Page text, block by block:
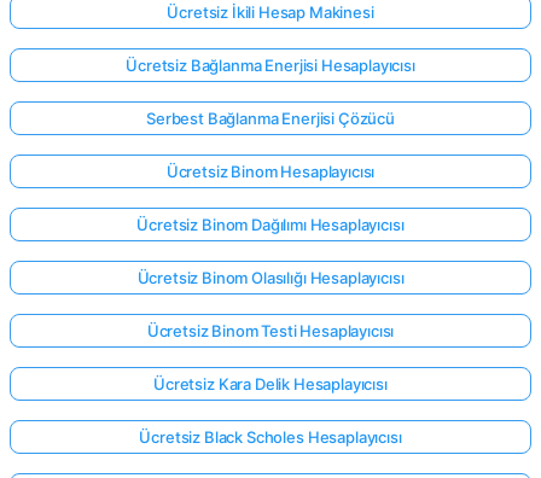
Ücretsiz İkili Hesap Makinesi
Ücretsiz Bağlanma Enerjisi Hesaplayıcısı
Serbest Bağlanma Enerjisi Çözücü
Ücretsiz Binom Hesaplayıcısı
Ücretsiz Binom Dağılımı Hesaplayıcısı
Ücretsiz Binom Olasılığı Hesaplayıcısı
Ücretsiz Binom Testi Hesaplayıcısı
Ücretsiz Kara Delik Hesaplayıcısı
Ücretsiz Black Scholes Hesaplayıcısı